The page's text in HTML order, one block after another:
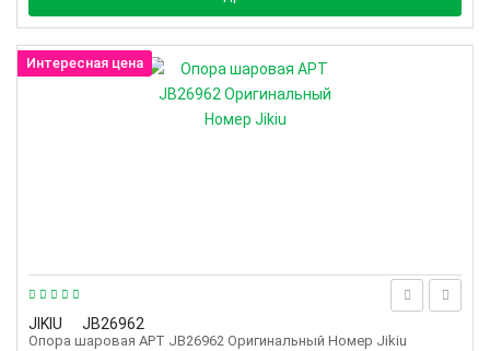
JIKIU JB26962
Опора шаровая АРТ JB26962 Оригинальный Номер Jikiu
Интересная цена